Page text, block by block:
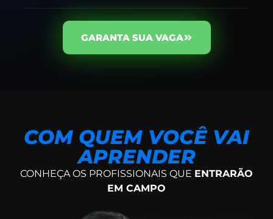
GARANTA SUA VAGA
COM QUEM VOCÊ VAI
APRENDER
CONHEÇA OS PROFISSIONAIS QUE ENTRARÃO
EM CAMPO